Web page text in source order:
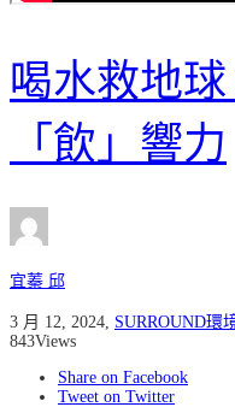
喝水救地
「飲」響力
宜蓁 邱
3 月 12, 2024 SURROUND環
843Views
Share on Facebook
Tweet on Twitter